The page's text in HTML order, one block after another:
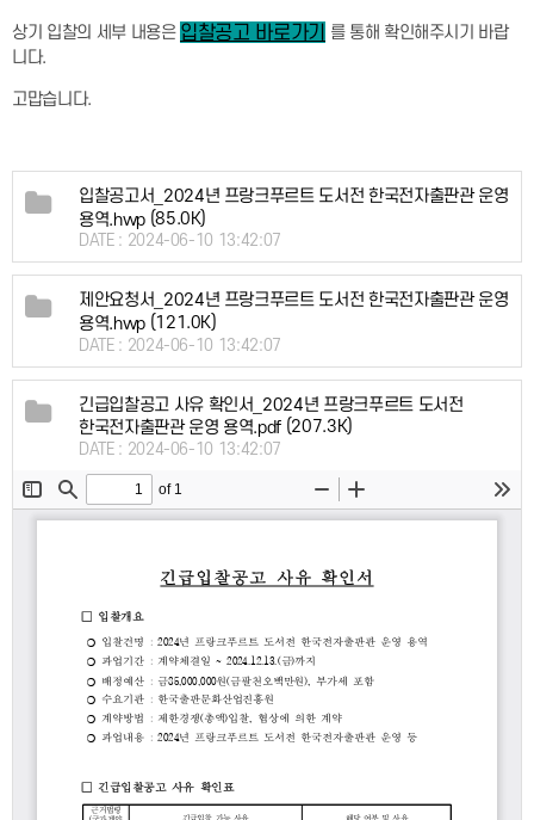
상기 입찰의 세부 내용은 입찰공고 바로가기
를 통해 확인해주시기 바랍
니다.
고맙습니다.
입찰공고서_2024년 프랑크푸르트 도서전 한국전자출판관 운영
용역.hwp(85.0K)
DATE : 2024-06-10 13:42:07
제안요청서_2024년 프랑크푸르트 도서전 한국전자출판관 운영
용역.hwp(121.0K)
DATE : 2024-06-10 13:42:07
긴급입찰공고 사유 확인서_2024년 프랑크푸르트 도서전
한국전자출판관 운영 용역.pdf (207.3K)
DATE : 2024-06-10 13:42:07